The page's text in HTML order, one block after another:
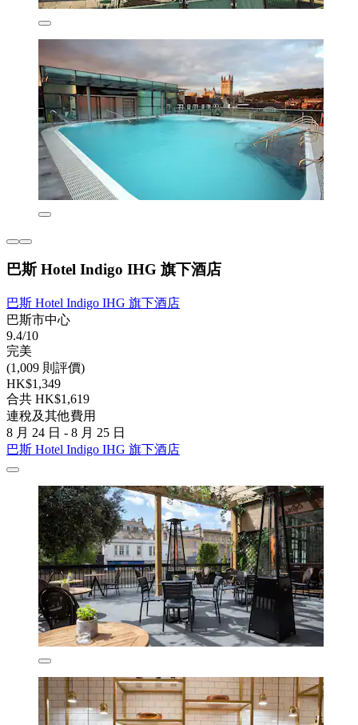
巴斯 Hotel Indigo IHG 旗下酒店
巴斯 Hotel Indigo IHG 旗下酒店
巴斯市中心
9.4/10
完美
(1,009 則評價)
HK$1,349
合共 HK$1,619
連稅及其他費用
8 月 24 日 - 8 月 25 日
巴斯 Hotel Indigo IHG 旗下酒店